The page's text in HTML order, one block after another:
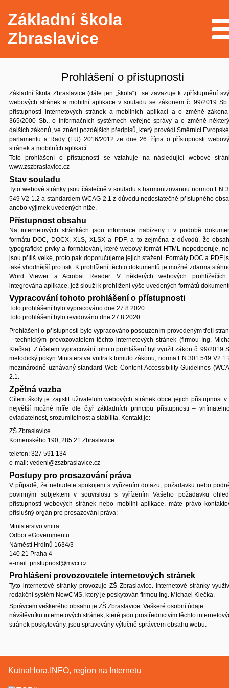
Základní škola
Zbraslavice
Prohlášení o přístupnosti
Základní škola Zbraslavice (dále jen „škola“) se zavazuje k zpřístupnění
webových stránek a mobilní aplikace v souladu se zákonem č. 99/2019
přístupnosti internetových stránek a mobilních aplikací a o změně
365/2000 Sb., o informačních systémech veřejné správy a o změně
dalších zákonů, ve znění pozdějších předpisů, který provádí Směrnici
parlamentu a Rady (EU) 2016/2012 ze dne 26. října o přístupnosti
stránek a mobilních aplikací.
Toto prohlášení o přístupnosti se vztahuje na následující webové
www.zszbraslavice.cz
Stav souladu
Tyto webové stránky jsou částečně v souladu s harmonizovanou normou EN
549 V2 1.2 a standardem WCAG 2.1 z důvodu nedostatečně přístupného
anebo výjimek uvedených níže.
Přístupnost obsahu
Na internetových stránkách jsou informace nabízeny i v podobě
formátu DOC, DOCX, XLS, XLSX a PDF, a to zejména z důvodů, že
typografické prvky a formátování, které webový formát HTML nepodporuje,
jsou příliš velké, proto pak doporučujeme jejich stažení. Formáty DOC a PDF
také vhodnější pro tisk. K prohlížení těchto dokumentů je možné zdarma
Word Viewer a Acrobat Reader. V některých webových
integrována aplikace, jež slouží k prohlížení výše uvedených formátů
Vypracování tohoto prohlášení o přístupnosti
Toto prohlášení bylo vypracováno dne 27.8.2020.
Toto prohlášení bylo revidováno dne 27.8.2020.
Prohlášení o přístupnosti bylo vypracováno posouzením provedeným třetí
– technickým provozovatelem těchto internetových stránek (firmou Ing.
Klečka). Z účelem vypracování tohoto prohlášení byl využit zákon č. 99/2019
metodický pokyn Ministerstva vnitra k tomuto zákonu, norma EN 301 549 V2
mezinárodně uznávaný standard Web Content Accessibility Guidelines
2.1.
Zpětná vazba
Cílem školy je zajistit uživatelům webových stránek obce jejich přístupnost v
největší možné míře dle čtyř základních principů přístupnosti –
ovladatelnost, srozumitelnost a stabilita. Kontakt je:
ZŠ Zbraslavice
Komenského 190, 285 21 Zbraslavice
telefon: 327 591 134
e-mail: vedeni@zszbraslavice.cz
Postupy pro prosazování práva
V případě, že nebudete spokojeni s vyřízením dotazu, požadavku nebo
povinným subjektem v souvislosti s vyřízením Vašeho požadavku
přístupnosti webových stránek nebo mobilní aplikace, máte právo
příslušný orgán pro prosazování práva:
Ministerstvo vnitra
Odbor eGovernmentu
Náměstí Hrdinů 1634/3
140 21 Praha 4
e-mail: pristupnost@mvcr.cz
Prohlášení provozovatele internetových stránek
Tyto internetové stránky provozuje ZŠ Zbraslavice. Internetové stránky
redakční systém NewCMS, který je poskytován firmou Ing. Michael Klečka.
Správcem veškerého obsahu je ZŠ Zbraslavice. Veškeré osobní údaje
návštěvníků internetových stránek, které jsou prostřednictvím těchto
stránek poskytovány, jsou spravovány výlučně správcem obsahu webu.
KutnaHora.INFO, region na Internetu